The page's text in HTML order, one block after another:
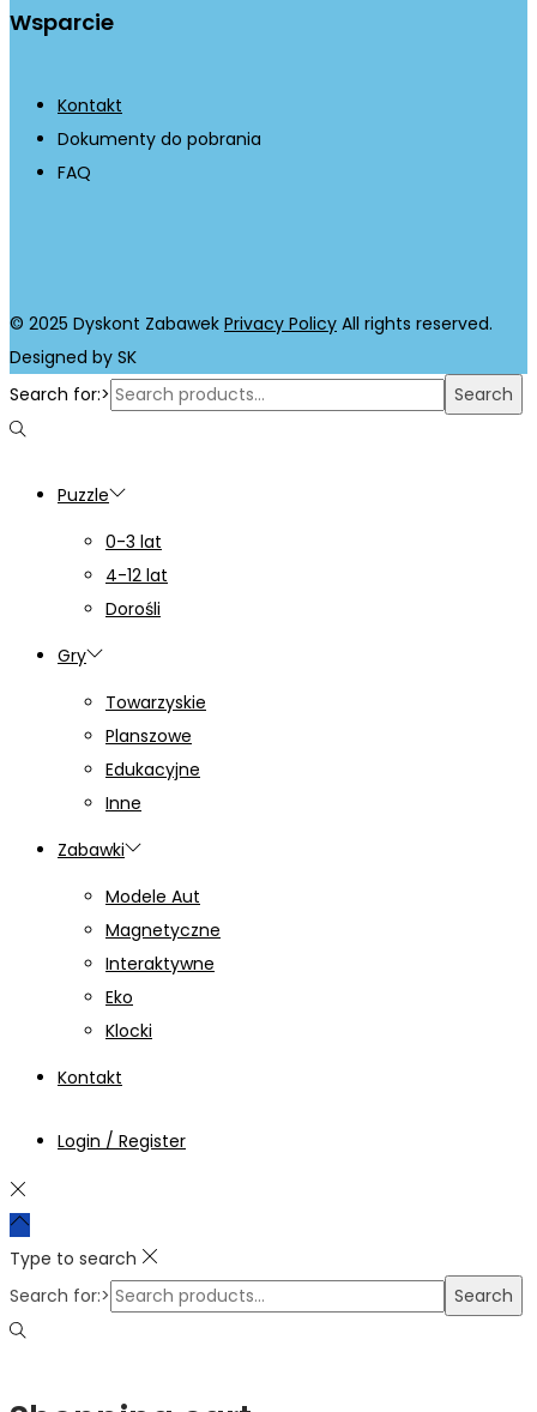
Wsparcie
Kontakt
Dokumenty do pobrania
FAQ
© 2025 Dyskont Zabawek Privacy Policy All rights reserved.
Designed by SK
Search for:>
Search
Puzzle
0-3 lat
4-12 lat
Dorośli
Gry
Towarzyskie
Planszowe
Edukacyjne
Inne
Zabawki
Modele Aut
Magnetyczne
Interaktywne
Eko
Klocki
Kontakt
Login / Register
Type to search
Search for:>
Search